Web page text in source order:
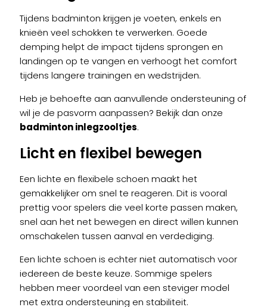
Tijdens badminton krijgen je voeten, enkels en
knieën veel schokken te verwerken. Goede
demping helpt de impact tijdens sprongen en
landingen op te vangen en verhoogt het comfort
tijdens langere trainingen en wedstrijden.
Heb je behoefte aan aanvullende ondersteuning of
wil je de pasvorm aanpassen? Bekijk dan onze
badminton inlegzooltjes.
Licht en flexibel bewegen
Een lichte en flexibele schoen maakt het
gemakkelijker om snel te reageren. Dit is vooral
prettig voor spelers die veel korte passen maken,
snel aan het net bewegen en direct willen kunnen
omschakelen tussen aanval en verdediging.
Een lichte schoen is echter niet automatisch voor
iedereen de beste keuze. Sommige spelers
hebben meer voordeel van een steviger model
met extra ondersteuning en stabiliteit.